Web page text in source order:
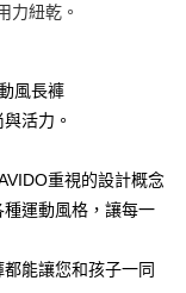
結算日後寄送繳費提
大直營門市／銀行轉
店將買賣／分期付款
帳款。
的，商店將以您的個人
項蒐集、處理及利用，
力紐乾。
風長褲
活力。
重視的設計概念
運動風格，讓每一
能讓您和孩子一同